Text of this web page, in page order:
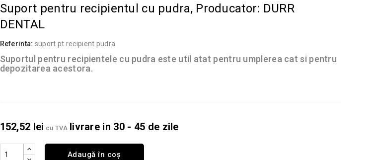
Suport pentru recipientul cu pudra, Producator: DURR
DENTAL
Referinta: suport pt recipient pudra
Suportul pentru recipientele cu pudra este util atat pentru umplerea cat si pentru
depozitarea acestora.
152,52 lei cu TVA livrare in 30 - 45 de zile
Adaugă în coș